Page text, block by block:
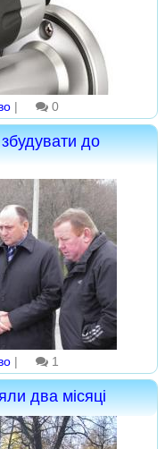
| 0
до
| 1
два місяці